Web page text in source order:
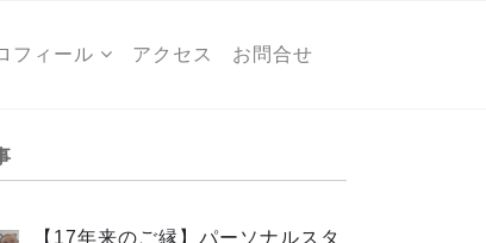
フィール アクセス お問合せ
【17年来のご縁】パーソナルスタ